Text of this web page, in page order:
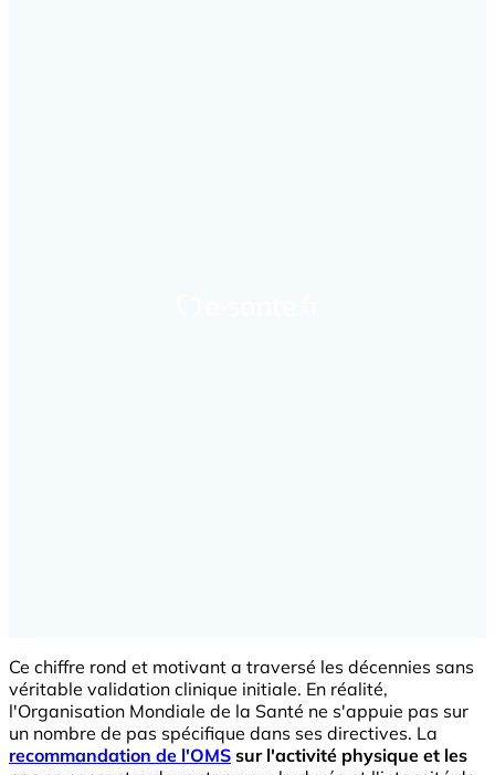
Ce chiffre rond et motivant a traversé les décennies sans
véritable validation clinique initiale. En réalité,
l'Organisation Mondiale de la Santé ne s'appuie pas sur
un nombre de pas spécifique dans ses directives. La
recommandation de l'OMS sur l'activité physique et les